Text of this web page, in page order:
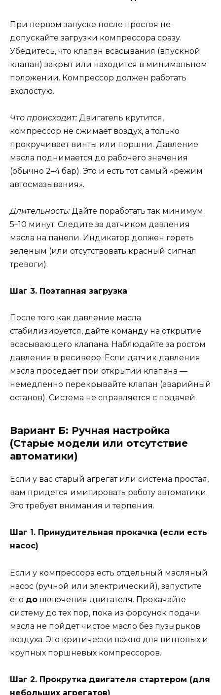
При первом запуске после простоя не
допускайте загрузки компрессора сразу.
Убедитесь, что клапан всасывания (впускной
клапан) закрыт или находится в минимальном
положении. Компрессор должен работать
вхолостую.
Что происходит:Двигатель крутится,
компрессор не сжимает воздух, а только
прокручивает винты или поршни. Давление
масла поднимается до рабочего значения
(обычно 2–4 бар). Это и есть тот самый «режим
автосмазывания».
Длительность:Дайте поработать так минимум
5–10 минут. Следите за датчиком давления
масла на панели. Индикатор должен гореть
зеленым (или отсутствовать красный сигнал
тревоги).
Шаг 3. Поэтапная загрузка
После того как давление масла
стабилизируется, дайте команду на открытие
всасывающего клапана. Наблюдайте за ростом
давления в ресивере. Если датчик давления
масла проседает при открытии клапана —
немедленно перекрывайте клапан (аварийный
останов). Система не справляется с подачей.
Вариант Б: Ручная настройка
(Старые модели или отсутствие
автоматики)
Если у вас старый агрегат или система простая,
вам придется имитировать работу автоматики.
Это требует внимания и терпения.
Шаг 1. Принудительная прокачка (если есть
насос)
Если у компрессора есть отдельный масляный
насос (ручной или электрический), запустите
его до включения двигателя. Прокачайте
систему до тех пор, пока из форсунок подачи
масла не пойдет чистое масло без пузырьков
воздуха. Это критически важно для винтовых и
крупных поршневых компрессоров.
Шаг 2. Прокрутка двигателя стартером (для
небольших агрегатов)